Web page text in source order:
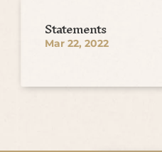
Statements
Mar 22, 2022